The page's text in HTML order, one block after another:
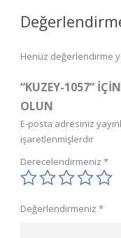
Henüz değerlendirme
“KUZEY-1057”
OLUN
E-posta adresiniz
işaretlenmişlerdir
Derecelendirmeniz *
Değerlendirmeniz *